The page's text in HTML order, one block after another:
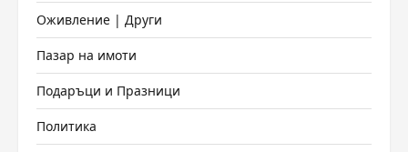
Оживление | Други
Пазар на имоти
Подаръци и Празници
Политика